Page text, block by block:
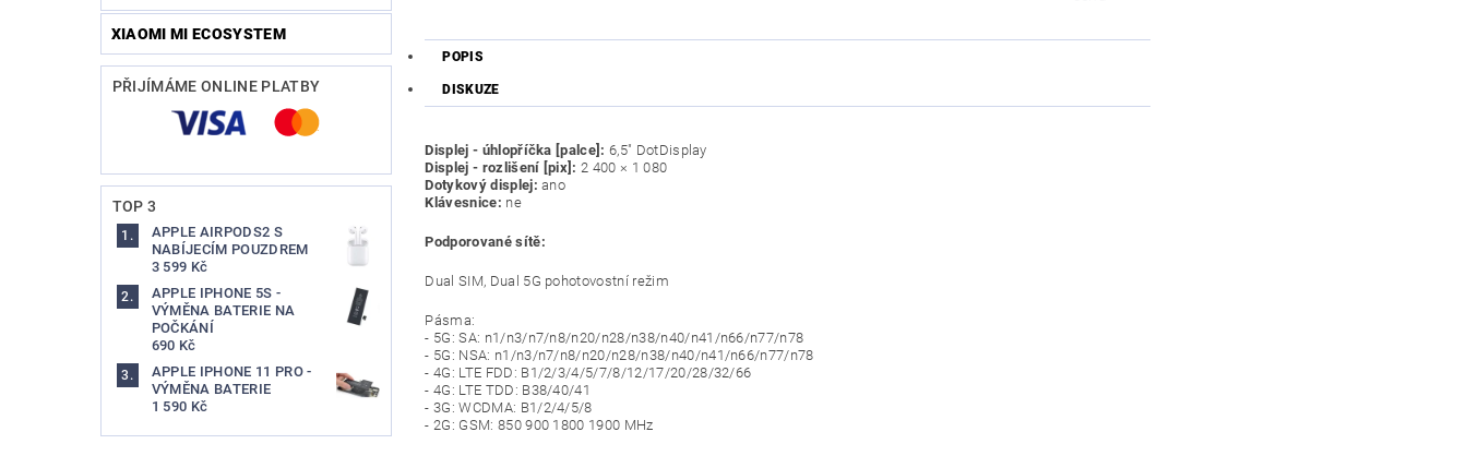
XIAOMI MI ECOSYSTEM
PŘIJÍMÁME ONLINE PLATBY
TOP 3
APPLE AIRPODS2 S
NABÍJECÍM POUZDREM
3 599 Kč
APPLE IPHONE 5S -
VÝMĚNA BATERIE NA
POČKÁNÍ
690 Kč
APPLE IPHONE 11 PRO -
VÝMĚNA BATERIE
1 590 Kč
POPIS
DISKUZE
Displej - úhlopříčka [palce]: 6,5" DotDisplay
Displej - rozlišení [pix]:2 400 × 1 080
Dotykový displej:ano
Klávesnice: ne
Podporované sítě:
Dual SIM, Dual 5G pohotovostní režim
Pásma:
- 5G: SA: n1/n3/n7/n8/n20/n28/n38/n40/n41/n66/n77/n78
- 5G: NSA: n1/n3/n7/n8/n20/n28/n38/n40/n41/n66/n77/n78
- 4G: LTE FDD: B1/2/3/4/5/7/8/12/17/20/28/32/66
- 4G: LTE TDD: B38/40/41
- 3G: WCDMA: B1/2/4/5/8
- 2G: GSM: 850 900 1800 1900 MHz